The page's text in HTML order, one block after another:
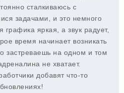
сталкиваюсь с
задачами, и это немного
графика яркая, а звук радует,
время начинает возникать
застреваешь на одном и том
не хватает.
добавят что-то